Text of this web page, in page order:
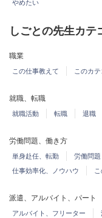
やめたい
しごとの先生カテ
職業
この仕事教えて このカ
就職、転職
就職活動 転職 退職
労働問題、働き方
単身赴任、転勤 労働問題
仕事効率化、ノウハウ
派遣、アルバイト、パート
アルバイト、フリーター